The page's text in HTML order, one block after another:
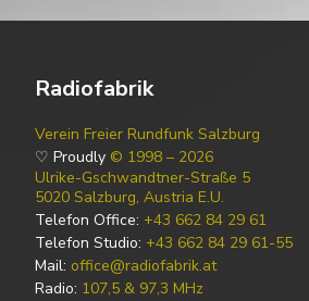
Radiofabrik
Verein Freier Rundfunk Salzburg
♡ Proudly © 1998 – 2026
Ulrike-Gschwandtner-Straße 5
5020 Salzburg, Austria E.U.
Telefon Office: +43 662 84 29 61
Telefon Studio: +43 662 84 29 61-55
Mail: office@radiofabrik.at
Radio: 107,5 & 97,3 MHz